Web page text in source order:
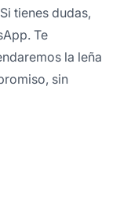
tienes dudas,
Te
la leña
sin